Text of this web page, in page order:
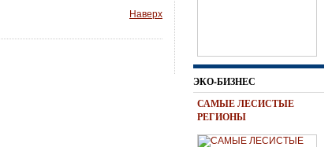
Наверх
ЭКО-БИЗНЕС
САМЫЕ ЛЕСИСТЫЕ
РЕГИОНЫ